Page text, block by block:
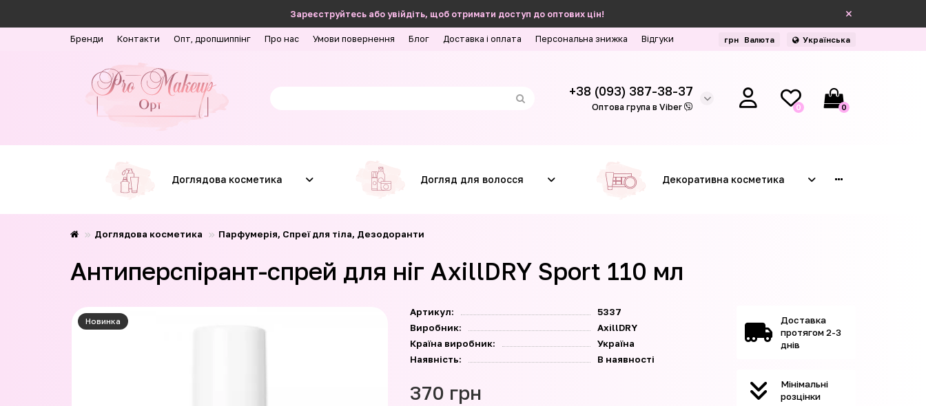
Зареєструйтесь або увійдіть, щоб отримати доступ до оптових цін!
Бренди Контакти Опт, дропшиппінг Про нас Умови повернення Блог Доставка і оплата Персональна знижка Відгуки грн Валюта Українська
+38 (093) 387-38-37
Оптова група в Viber 0 0
Доглядова косметика Догляд для волосся Декоративна косметика
Доглядова косметика Парфумерія, Спреї для тіла, Дезодоранти
Антиперспірант-спрей для ніг AxillDRY Sport 110 мл
Новинка
Артикул:
5337
Виробник:
AxillDRY
Країна виробник:
Україна
Наявність:
В наявності
370 грн
Доставка
протягом 2-3
днів
Мінімальні
розцінки